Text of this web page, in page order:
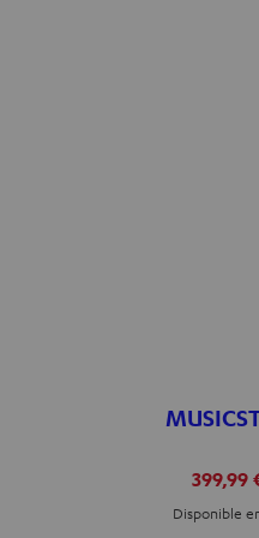
399,99
Disponible